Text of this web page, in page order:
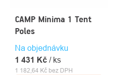
CAMP Minima 1 Tent
Poles
Na objednávku
1 182,64 Kč bez DPH
1 431 Kč / ks